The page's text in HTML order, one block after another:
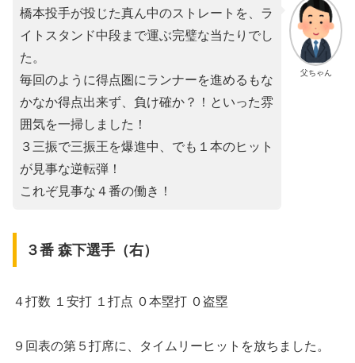
父ちゃん
橋本投手が投じた真ん中のストレートを、ラ
イトスタンド中段まで運ぶ完璧な当たりでし
た。
毎回のように得点圏にランナーを進めるもな
かなか得点出来ず、負け確か？！といった雰
囲気を一掃しました！
３三振で三振王を爆進中、でも１本のヒット
が見事な逆転弾！
これぞ見事な４番の働き！
３番 森下選手（右）
４打数 １安打 １打点 ０本塁打 ０盗塁
９回表の第５打席に、タイムリーヒットを放ちました。